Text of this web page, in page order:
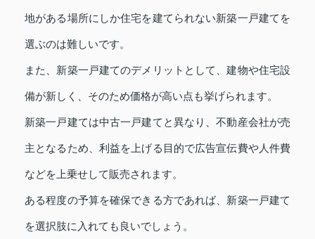
地がある場所にしか住宅を建てられない新築一戸建てを
選ぶのは難しいです。
また、新築一戸建てのデメリットとして、建物や住宅設
備が新しく、そのため価格が高い点も挙げられます。
新築一戸建ては中古一戸建てと異なり、不動産会社が売
主となるため、利益を上げる目的で広告宣伝費や人件費
などを上乗せして販売されます。
ある程度の予算を確保できる方であれば、新築一戸建て
を選択肢に入れても良いでしょう。